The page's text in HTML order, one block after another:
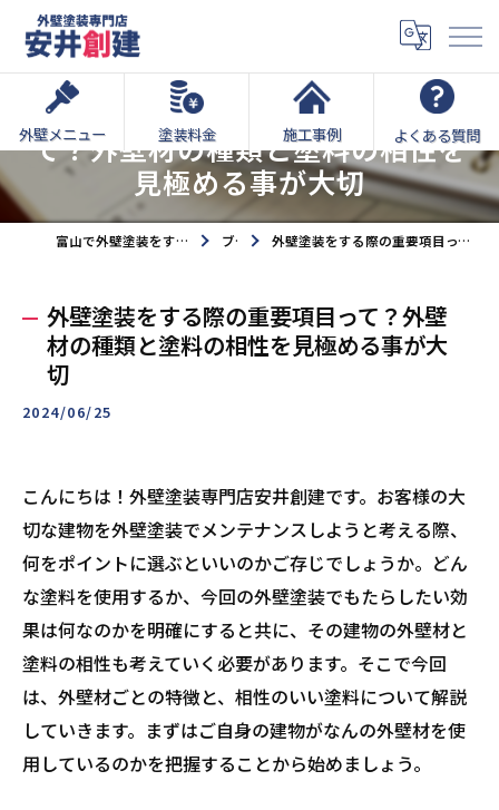
外壁メニュー 塗装料金 施工事例 よくある質問
外壁塗装をする際の重要項目っ
て？外壁材の種類と塗料の相性を
見極める事が大切
富山で外壁塗装をするなら外壁塗装専門店安井創建へ ブログ 外壁塗装をする際の重要項目って？外壁材の種類と塗料の相性を見極める事が大切
外壁塗装をする際の重要項目って？外壁
材の種類と塗料の相性を見極める事が大
切
2024/06/25
こんにちは！外壁塗装専門店安井創建です。お客様の大
切な建物を外壁塗装でメンテナンスしようと考える際、
何をポイントに選ぶといいのかご存じでしょうか。どん
な塗料を使用するか、今回の外壁塗装でもたらしたい効
果は何なのかを明確にすると共に、その建物の外壁材と
塗料の相性も考えていく必要があります。そこで今回
は、外壁材ごとの特徴と、相性のいい塗料について解説
していきます。まずはご自身の建物がなんの外壁材を使
用しているのかを把握することから始めましょう。